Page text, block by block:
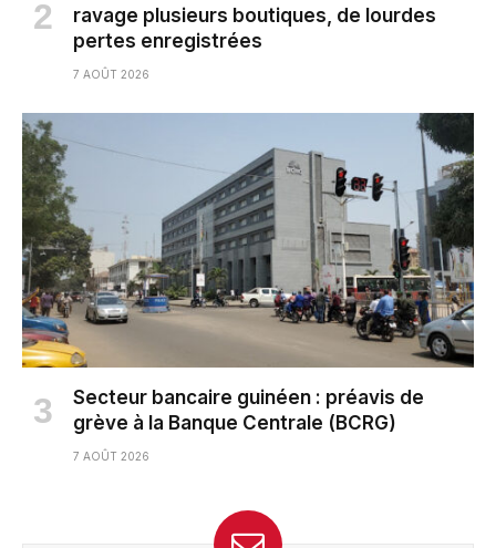
ravage plusieurs boutiques, de lourdes
pertes enregistrées
7 AOÛT 2026
Secteur bancaire guinéen : préavis de
grève à la Banque Centrale (BCRG)
7 AOÛT 2026